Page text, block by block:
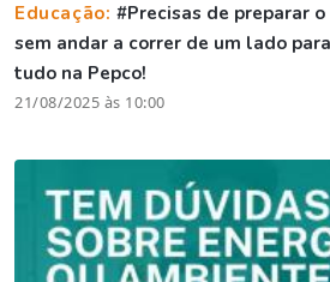
Educação:#Precisas de preparar
sem andar a correr de um lado
tudo na Pepco!
21/08/2025 às 10:00